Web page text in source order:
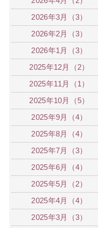
2026年3月（3）
2026年2月（3）
2026年1月（3）
2025年12月（2）
2025年11月（1）
2025年10月（5）
2025年9月（4）
2025年8月（4）
2025年7月（3）
2025年6月（4）
2025年5月（2）
2025年4月（4）
2025年3月（3）